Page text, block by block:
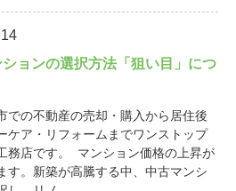
ョンの選択方法「狙い目」につ
での不動産の売却・購入から居住後
ケア・リフォームまでワンストップ
務店です。 マンション価格の上昇が
す。新築が高騰する中、中古マンシ